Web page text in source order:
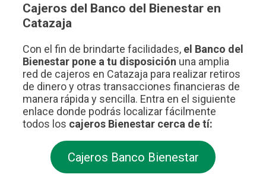
Cajeros del Banco del Bienestar en
Catazaja
Con el fin de brindarte facilidades, el Banco del
Bienestar pone a tu disposición una amplia
red de cajeros en Catazaja para realizar retiros
de dinero y otras transacciones financieras de
manera rápida y sencilla. Entra en el siguiente
enlace donde podrás localizar fácilmente
todos los cajeros Bienestar cerca de tí:
Cajeros Banco Bienestar